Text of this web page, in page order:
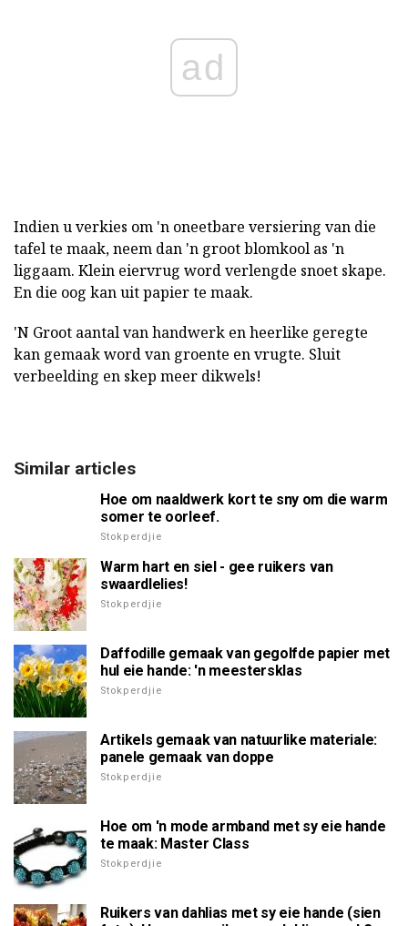
ad
Indien u verkies om 'n oneetbare versiering van die
tafel te maak, neem dan 'n groot blomkool as 'n
liggaam. Klein eiervrug word verlengde snoet skape.
En die oog kan uit papier te maak.
'N Groot aantal van handwerk en heerlike geregte
kan gemaak word van groente en vrugte. Sluit
verbeelding en skep meer dikwels!
Similar articles
Hoe om naaldwerk kort te sny om die warm
somer te oorleef.
Stokperdjie
Warm hart en siel - gee ruikers van
swaardlelies!
Stokperdjie
Daffodille gemaak van gegolfde papier met
hul eie hande: 'n meestersklas
Stokperdjie
Artikels gemaak van natuurlike materiale:
panele gemaak van doppe
Stokperdjie
Hoe om 'n mode armband met sy eie hande
te maak: Master Class
Stokperdjie
Ruikers van dahlias met sy eie hande (sien